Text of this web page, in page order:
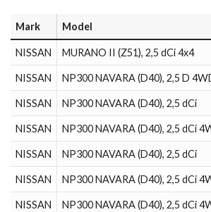
Mark Model
NISSAN MURANO II (Z51), 2,5 dCi 4x4
NISSAN NP300 NAVARA (D40), 2,5 D
NISSAN NP300 NAVARA (D40), 2,5 dCi
NISSAN NP300 NAVARA (D40), 2,5 dCi
NISSAN NP300 NAVARA (D40), 2,5 dCi
NISSAN NP300 NAVARA (D40), 2,5 dCi
NISSAN NP300 NAVARA (D40), 2,5 dCi